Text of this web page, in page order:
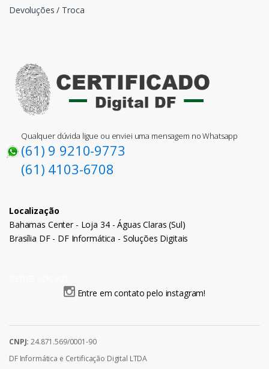
Devoluções / Troca
Qualquer dúvida ligue ou enviei uma mensagem no Whatsapp
(61) 9 9210-9773
(61) 4103-6708
Localização
Bahamas Center - Loja 34 - Águas Claras (Sul)
Brasília DF - DF Informática - Soluções Digitais
Entre em contato pelo instagram!
CNPJ: 24.871.569/0001-90
DF Informática e Certificação Digital LTDA